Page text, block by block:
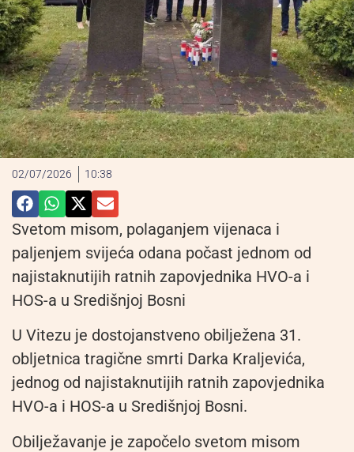
02/07/2026 10:38
Svetom misom, polaganjem vijenaca i
paljenjem svijeća odana počast jednom od
najistaknutijih ratnih zapovjednika HVO-a i
HOS-a u Središnjoj Bosni
U Vitezu je dostojanstveno obilježena 31.
obljetnica tragične smrti Darka Kraljevića,
jednog od najistaknutijih ratnih zapovjednika
HVO-a i HOS-a u Središnjoj Bosni.
Obilježavanje je započelo svetom misom